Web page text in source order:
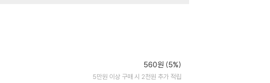
560원 (5%)
5만원 이상 구매 시 2천원 추가 적립